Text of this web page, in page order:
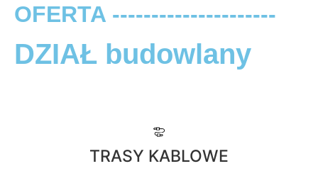
OFERTA ---------------------
DZIAŁ budowlany
TRASY KABLOWE